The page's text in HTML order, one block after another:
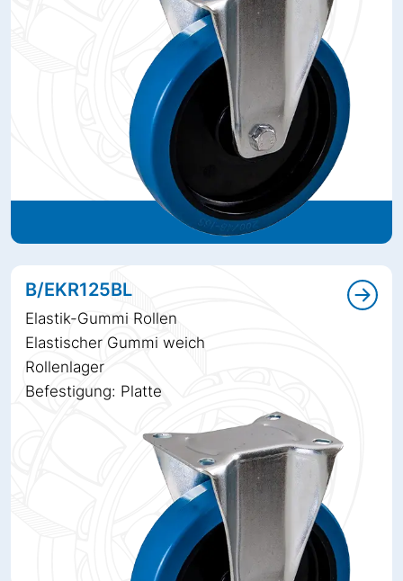
B/EKR125BL
Elastik-Gummi Rollen
Elastischer Gummi weich
Rollenlager
Befestigung: Platte